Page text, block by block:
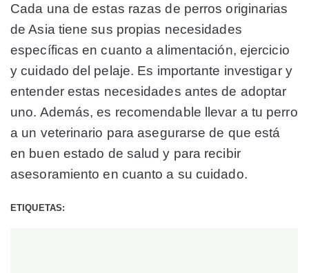
Cada una de estas razas de perros originarias
de Asia tiene sus propias necesidades
específicas en cuanto a alimentación, ejercicio
y cuidado del pelaje. Es importante investigar y
entender estas necesidades antes de adoptar
uno. Además, es recomendable llevar a tu perro
a un veterinario para asegurarse de que está
en buen estado de salud y para recibir
asesoramiento en cuanto a su cuidado.
ETIQUETAS: